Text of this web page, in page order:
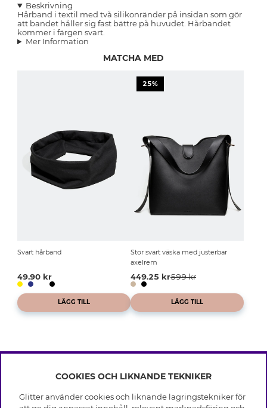
Beskrivning
Hårband i textil med två silikonränder på insidan som gör
att bandet håller sig fast bättre på huvudet. Hårbandet
kommer i färgen svart.
Mer Information
MATCHA MED
Svart hårband
49.90 kr
LÄGG TILL
25%
Stor svart väska med justerbar
axelrem
449.25 kr599 kr
LÄGG TILL
INFO
Leverans
COOKIES OCH LIKNANDE TEKNIKER
Glitter använder cookies och liknande lagringstekniker för